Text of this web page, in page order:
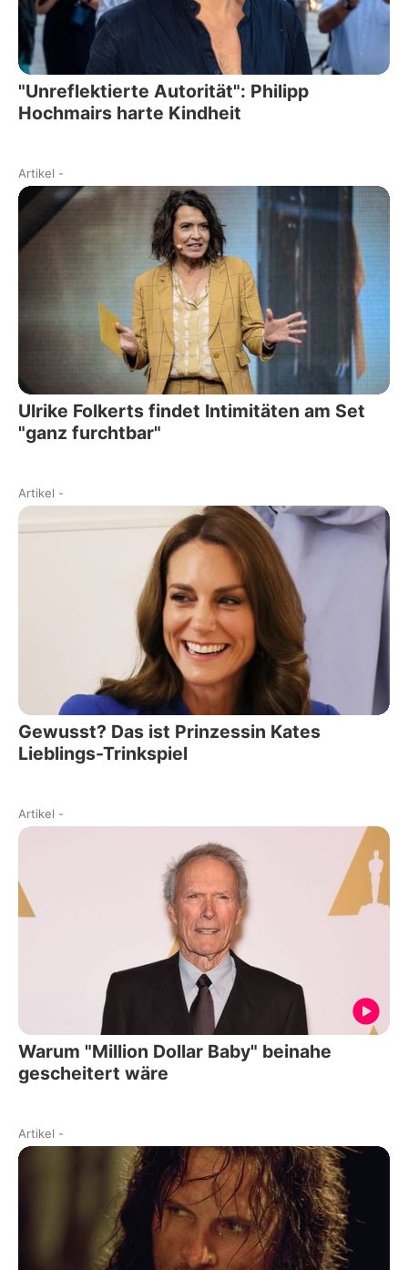
"Unreflektierte Autorität": Philipp
Hochmairs harte Kindheit
Artikel -
Ulrike Folkerts findet Intimitäten am Set
"ganz furchtbar"
Artikel -
Gewusst? Das ist Prinzessin Kates
Lieblings-Trinkspiel
Artikel -
Warum "Million Dollar Baby" beinahe
gescheitert wäre
Artikel -